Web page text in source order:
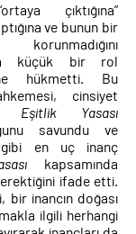
çıktığına”
ve bunun bir
küçük bir rol
hükmetti. Bu
cinsiyet
Eşitlik Yasası
savundu ve
gibi en uç inanç
kapsamında
ifade etti.
bir inancın doğası
ilgili herhangi